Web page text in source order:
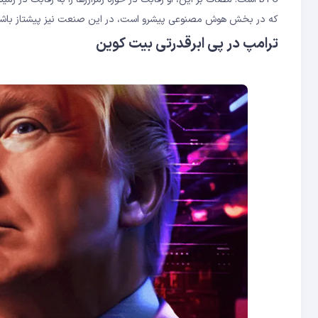
که در بخش هوش مصنوعی پیشرو است، در این صنعت نیز پیشتاز
ترامپ در پی ابرقدرتی بیت‌ کوین